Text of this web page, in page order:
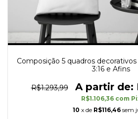
Composição 5 quadros
3:16 e Afins
R$1.293,99
R$1.106,36 com
10 x de R$116,46 sem